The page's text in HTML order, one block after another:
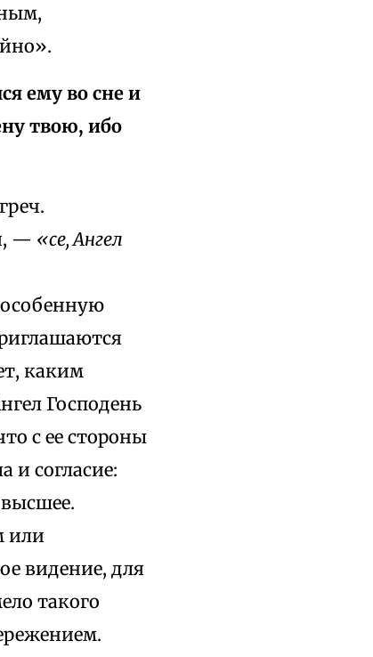
ему во сне и
твою, ибо
— «се, Ангел
каким
Господень
с ее стороны
и согласие:
или
видение, для
такого